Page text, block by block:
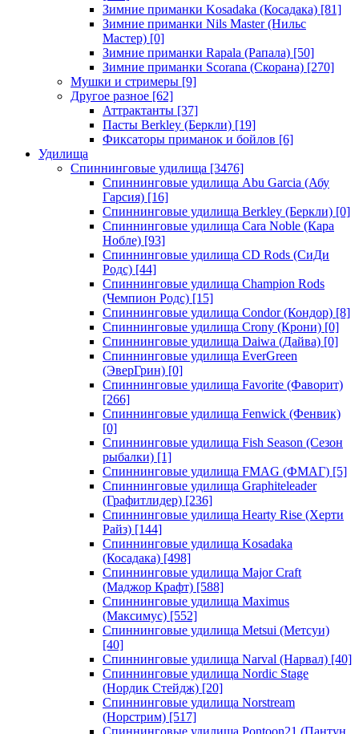
Зимние приманки Kosadaka (Косадака) [81]
Зимние приманки Nils Master (Нильс
Мастер) [0]
Зимние приманки Rapala (Рапала) [50]
Зимние приманки Scorana (Скорана) [270]
Мушки и стримеры [9]
Другое разное [62]
Аттрактанты [37]
Пасты Berkley (Беркли) [19]
Фиксаторы приманок и бойлов [6]
Удилища
Спиннинговые удилища [3476]
Спиннинговые удилища Abu Garcia (Абу
Гарсия) [16]
Спиннинговые удилища Berkley (Беркли) [0]
Спиннинговые удилища Cara Noble (Кара
Нобле) [93]
Спиннинговые удилища CD Rods (СиДи
Родс) [44]
Спиннинговые удилища Champion Rods
(Чемпион Родс) [15]
Спиннинговые удилища Condor (Кондор) [8]
Спиннинговые удилища Crony (Крони) [0]
Спиннинговые удилища Daiwa (Дайва) [0]
Спиннинговые удилища EverGreen
(ЭверГрин) [0]
Спиннинговые удилища Favorite (Фаворит)
[266]
Спиннинговые удилища Fenwick (Фенвик)
[0]
Спиннинговые удилища Fish Season (Сезон
рыбалки) [1]
Спиннинговые удилища FMAG (ФМАГ) [5]
Спиннинговые удилища Graphiteleader
(Графитлидер) [236]
Спиннинговые удилища Hearty Rise (Херти
Райз) [144]
Спиннинговые удилища Kosadaka
(Косадака) [498]
Спиннинговые удилища Major Craft
(Маджор Крафт) [588]
Спиннинговые удилища Maximus
(Максимус) [552]
Спиннинговые удилища Metsui (Метсуи)
[40]
Спиннинговые удилища Narval (Нарвал) [40]
Спиннинговые удилища Nordic Stage
(Нордик Стейдж) [20]
Спиннинговые удилища Norstream
(Норстрим) [517]